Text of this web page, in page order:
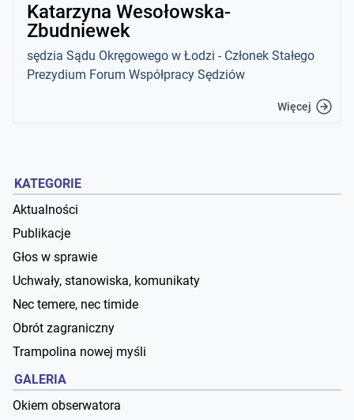
Katarzyna Wesołowska-
Zbudniewek
sędzia Sądu Okręgowego w Łodzi - Członek Stałego
Prezydium Forum Współpracy Sędziów
Więcej
KATEGORIE
Aktualności
Publikacje
Głos w sprawie
Uchwały, stanowiska, komunikaty
Nec temere, nec timide
Obrót zagraniczny
Trampolina nowej myśli
GALERIA
Okiem obserwatora